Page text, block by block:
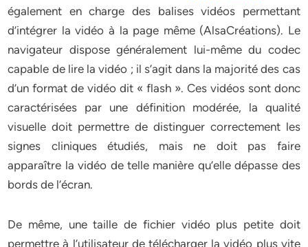
également en charge des balises vidéos permettant
d’intégrer la vidéo à la page même (AlsaCréations). Le
navigateur dispose généralement lui-même du codec
capable de lire la vidéo ; il s’agit dans la majorité des cas
d’un format de vidéo dit « flash ». Ces vidéos sont donc
caractérisées par une définition modérée, la qualité
visuelle doit permettre de distinguer correctement les
signes cliniques étudiés, mais ne doit pas faire
apparaître la vidéo de telle manière qu’elle dépasse des
bords de l’écran.
De même, une taille de fichier vidéo plus petite doit
permettre à l’utilisateur de télécharger la vidéo plus vite